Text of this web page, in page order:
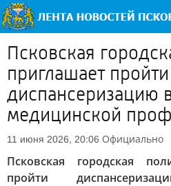
Псковская
приглашает пройти
диспансеризацию
медицинской
11 июня 2026, 20:06 Официально
Псковская городская
пройти